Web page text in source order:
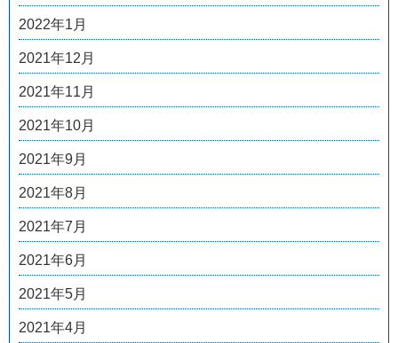
2022年1月
2021年12月
2021年11月
2021年10月
2021年9月
2021年8月
2021年7月
2021年6月
2021年5月
2021年4月